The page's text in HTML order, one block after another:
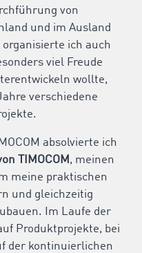
von
und im Ausland
ich auch
viel Freude
wollte,
verschiedene
absolvierte ich
TIMOCOM , meinen
meine praktischen
und gleichzeitig
Im Laufe der
Produktprojekte, bei
der kontinuierlichen